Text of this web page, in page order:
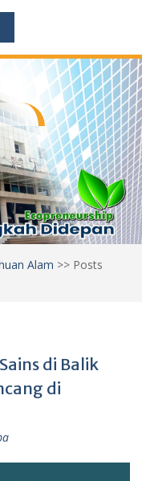
Alam >> Posts
di Balik
di